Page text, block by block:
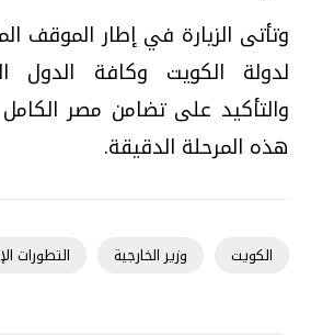
وتأتى الزيارة في إطار الموقف
لدولة الكويت وكافة الدول
والتأكيد على تضامن مصر
هذه المرحلة الدقيقة.
الكويت وزير الخارجية التطورات